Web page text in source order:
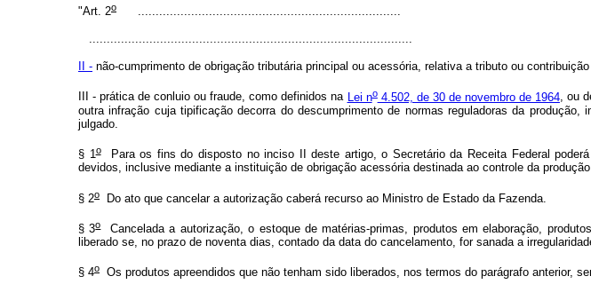
"Art. 2o ..........................................................................
...........................................................................................
II - não-cumprimento de obrigação tributária principal ou acessória, relativa a tributo ou
III - prática de conluio ou fraude, como definidos na Lei no4.502, de 30 de novembro de 1964, ou
outra infração cuja tipificação decorra do descumprimento de normas reguladoras da
julgado.
§ 1oPara os fins do disposto no inciso II deste artigo, o Secretário da Receita Federal
devidos, inclusive mediante a instituição de obrigação acessória destinada ao controle da
§ 2o Do ato que cancelar a autorização caberá recurso ao Ministro de Estado da Fazenda.
§ 3oCancelada a autorização, o estoque de matérias-primas, produtos em elaboração,
liberado se, no prazo de noventa dias, contado da data do cancelamento, for sanada a
§ 4o Os produtos apreendidos que não tenham sido liberados, nos termos do parágrafo anterior,